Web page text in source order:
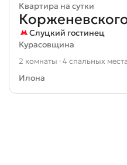
Квартира на сутки
Слуцкий гостинец
Курасовщина
2 комнаты · 4 спальных места
Илона